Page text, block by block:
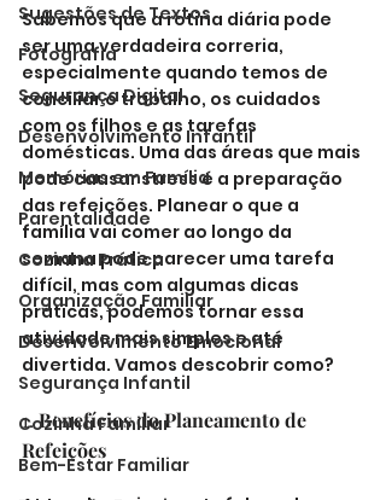
Sugestões de Textos
Fotografia
Segurança Digital
Desenvolvimento Infantil
Memórias em Família
Parentalidade
Cozinha Prática
Organização Familiar
Desenvolvimento Emocional
Segurança Infantil
Cozinha Familiar
Bem-Estar Familiar
Sabemos que a rotina diária pode
ser uma verdadeira correria,
especialmente quando temos de
conciliar o trabalho, os cuidados
com os filhos e as tarefas
domésticas. Uma das áreas que mais
pode causar stress é a preparação
das refeições. Planear o que a
família vai comer ao longo da
semana pode parecer uma tarefa
difícil, mas com algumas dicas
práticas, podemos tornar essa
atividade mais simples e até
divertida. Vamos descobrir como?
1. Benefícios do Planeamento de
Refeições